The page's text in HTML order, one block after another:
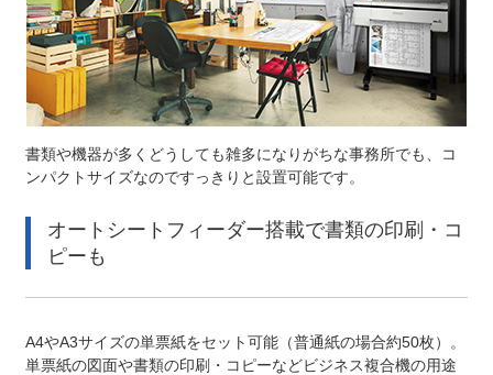
書類や機器が多くどうしても雑多になりがちな事務所でも、コ
ンパクトサイズなのですっきりと設置可能です。
オートシートフィーダー搭載で書類の印刷・コ
ピーも
A4やA3サイズの単票紙をセット可能（普通紙の場合約50枚）。
単票紙の図面や書類の印刷・コピーなどビジネス複合機の用途